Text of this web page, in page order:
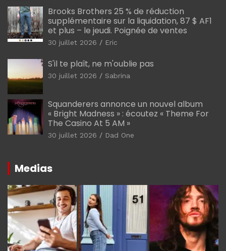
Brooks Brothers 25 % de réduction
supplémentaire sur la liquidation, 87 $ AF1
et plus – le jeudi. Poignée de ventes
30 juillet 2026 Eric
S'il te plaît, ne m'oublie pas
30 juillet 2026 Sabrina
Squanderers annonce un nouvel album
« Bright Madness » : écoutez « Theme For
The Casino At 5 AM »
30 juillet 2026 Dad One
Medias